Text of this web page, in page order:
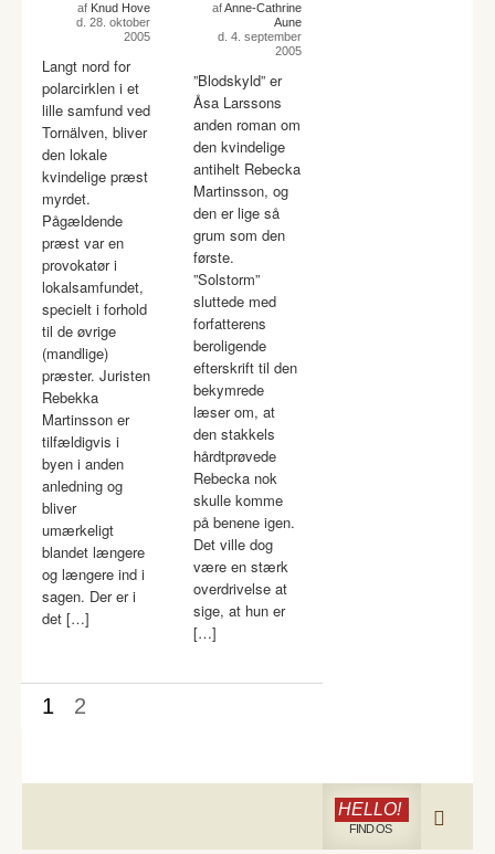
af Knud Hove
d. 28. oktober
2005
Langt nord for
polarcirklen i et
lille samfund ved
Tornälven, bliver
den lokale
kvindelige præst
myrdet.
Pågældende
præst var en
provokatør i
lokalsamfundet,
specielt i forhold
til de øvrige
(mandlige)
præster. Juristen
Rebekka
Martinsson er
tilfældigvis i
byen i anden
anledning og
bliver
umærkeligt
blandet længere
og længere ind i
sagen. Der er i
det […]
afAnne-Cathrine
Aune
d. 4. september
2005
”Blodskyld” er
Åsa Larssons
anden roman om
den kvindelige
antihelt Rebecka
Martinsson, og
den er lige så
grum som den
første.
”Solstorm”
sluttede med
forfatterens
beroligende
efterskrift til den
bekymrede
læser om, at
den stakkels
hårdtprøvede
Rebecka nok
skulle komme
på benene igen.
Det ville dog
være en stærk
overdrivelse at
sige, at hun er
[…]
1 2
HELLO!
FIND OS